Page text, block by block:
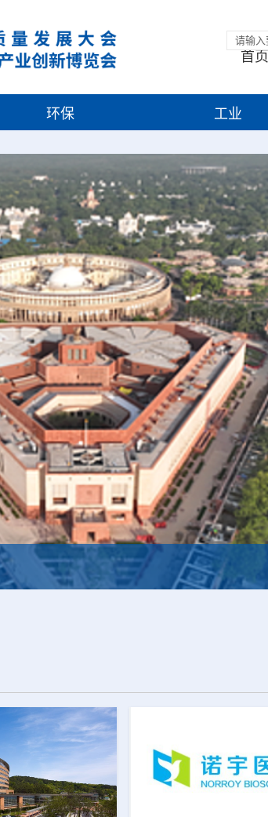
首页
环保 工业